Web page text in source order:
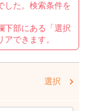
した。検索条件を
下部にある「選択
できます。
選択